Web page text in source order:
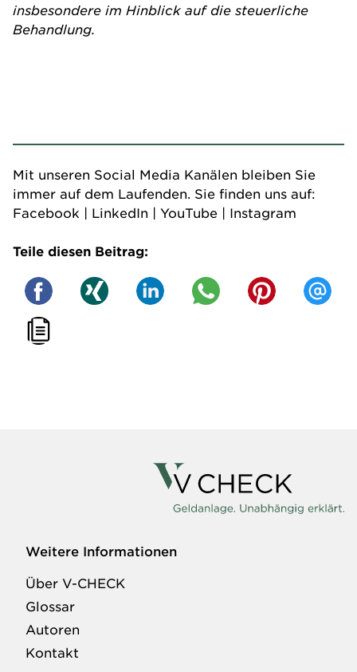
insbesondere im Hinblick auf die steuerliche
Behandlung.
Mit unseren Social Media Kanälen bleiben Sie
immer auf dem Laufenden. Sie finden uns auf:
Facebook | LinkedIn | YouTube | Instagram
Teile diesen Beitrag:
Weitere Informationen
Über V-CHECK
Glossar
Autoren
Kontakt